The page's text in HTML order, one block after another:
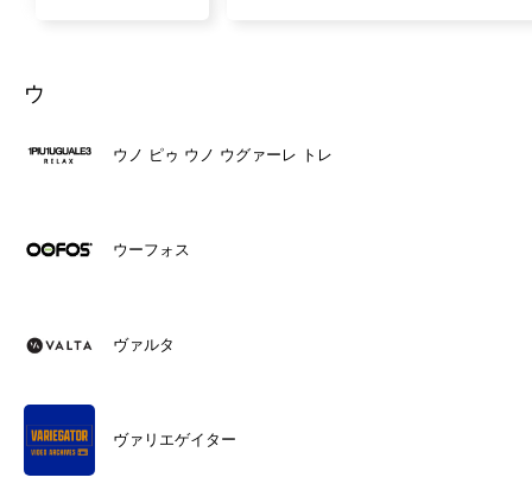
ウ
ウノ ピゥ ウノ ウグァーレ トレ
ウーフォス
ヴァルタ
ヴァリエゲイター